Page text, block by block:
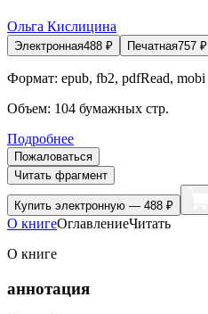
Ольга Кислицина
Электронная488 ₽ Печатная757 ₽
Формат: epub, fb2, pdfRead, mobi
Объем: 104 бумажных стр.
Подробнее
Пожаловаться
Читать фрагмент
Купить электронную — 488 ₽
О книгеОглавлениеЧитать
О книге
аннотация